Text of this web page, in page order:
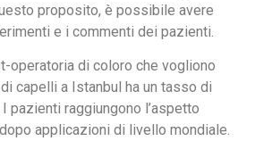
proposito, è possibile avere
e i commenti dei pazienti.
operatoria di coloro che vogliono
capelli a Istanbul ha un tasso di
pazienti raggiungono l’aspetto
applicazioni di livello mondiale.